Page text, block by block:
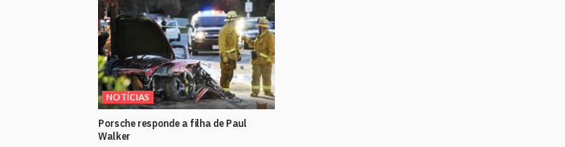
NOTÍCIAS
Porsche responde a filha de Paul
Walker